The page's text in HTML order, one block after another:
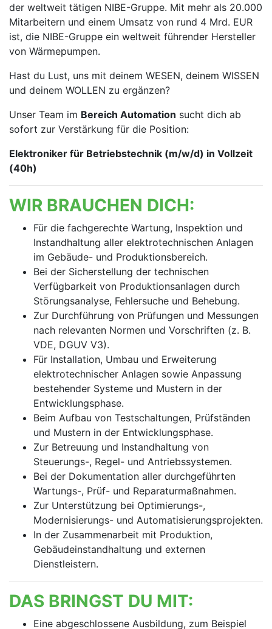
der weltweit tätigen NIBE-Gruppe. Mit mehr als 20.000
Mitarbeitern und einem Umsatz von rund 4 Mrd. EUR
ist, die NIBE-Gruppe ein weltweit führender Hersteller
von Wärmepumpen.
Hast du Lust, uns mit deinem WESEN, deinem WISSEN
und deinem WOLLEN zu ergänzen?
Unser Team im Bereich Automation sucht dich ab
sofort zur Verstärkung für die Position:
Elektroniker für Betriebstechnik (m/w/d) in Vollzeit
(40h)
WIR BRAUCHEN DICH:
Für die fachgerechte Wartung, Inspektion und
Instandhaltung aller elektrotechnischen Anlagen
im Gebäude- und Produktionsbereich.
Bei der Sicherstellung der technischen
Verfügbarkeit von Produktionsanlagen durch
Störungsanalyse, Fehlersuche und Behebung.
Zur Durchführung von Prüfungen und Messungen
nach relevanten Normen und Vorschriften (z. B.
VDE, DGUV V3).
Für Installation, Umbau und Erweiterung
elektrotechnischer Anlagen sowie Anpassung
bestehender Systeme und Mustern in der
Entwicklungsphase.
Beim Aufbau von Testschaltungen, Prüfständen
und Mustern in der Entwicklungsphase.
Zur Betreuung und Instandhaltung von
Steuerungs-, Regel- und Antriebssystemen.
Bei der Dokumentation aller durchgeführten
Wartungs-, Prüf- und Reparaturmaßnahmen.
Zur Unterstützung bei Optimierungs-,
Modernisierungs- und Automatisierungsprojekten.
In der Zusammenarbeit mit Produktion,
Gebäudeinstandhaltung und externen
Dienstleistern.
DAS BRINGST DU MIT:
Eine abgeschlossene Ausbildung, zum Beispiel